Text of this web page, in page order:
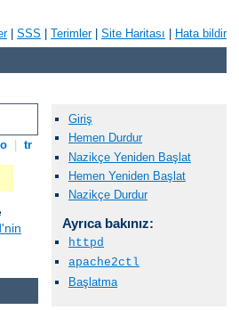
| SSS Terimler| Site Haritası Hata bildir
tr
Giriş
Hemen Durdur
Nazikçe Yeniden Başlat
Hemen Yeniden Başlat
Nazikçe Durdur
Ayrıca bakınız:
httpd
apache2ctl
Başlatma